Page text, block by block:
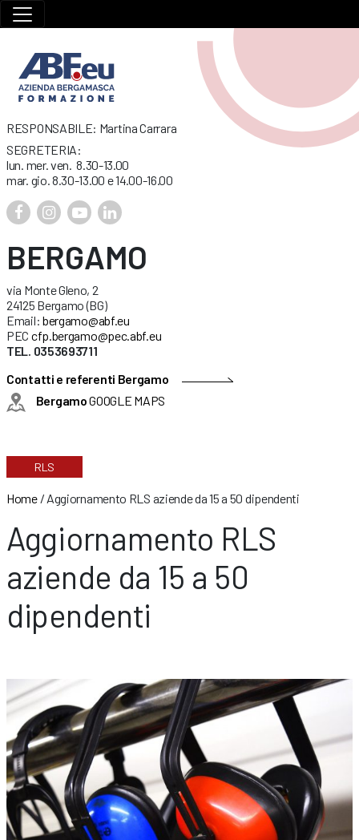
RESPONSABILE: Martina Carrara
SEGRETERIA:
lun. mer. ven. 8.30-13.00
mar. gio. 8.30-13.00 e 14.00-16.00
BERGAMO
via Monte Gleno, 2
24125 Bergamo (BG)
Email: bergamo@abf.eu
PEC cfp.bergamo@pec.abf.eu
TEL. 0353693711
Contatti e referenti Bergamo
BergamoGOOGLE MAPS
RLS
Home/ Aggiornamento RLS aziende da 15 a 50 dipendenti
Aggiornamento RLS
aziende da 15 a 50
dipendenti